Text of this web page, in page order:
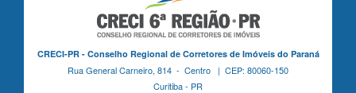
CRECI-PR - Conselho Regional de Corretores de Imóveis do Paraná
Rua General Carneiro, 814 - Centro | CEP: 80060-150
Curitiba - PR